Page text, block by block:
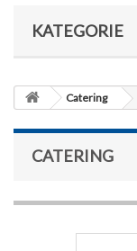
KATEGORIE
Catering
CATERING